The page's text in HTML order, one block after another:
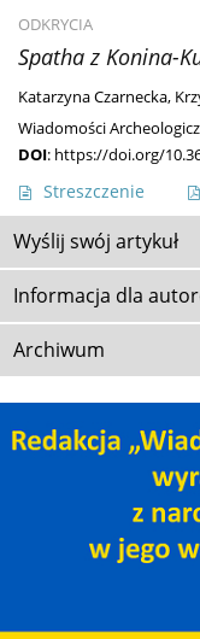
ODKRYCIA
Spatha z Konina-
Katarzyna Czarnecka,
Wiadomości
DOI: https://doi.org/
Streszczenie
Wyślij swój artykuł
Informacja dla
Archiwum